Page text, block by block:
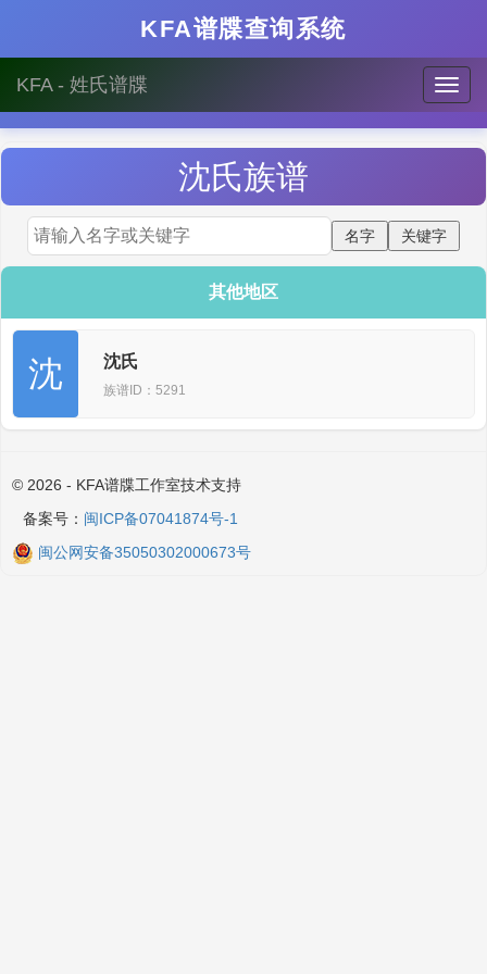
KFA谱牒查询系统
KFA - 姓氏谱牒
沈氏族谱
其他地区
沈 沈氏
族谱ID：5291
© 2026 - KFA谱牒工作室技术支持
备案号： 闽ICP备07041874号-1
闽公网安备35050302000673号